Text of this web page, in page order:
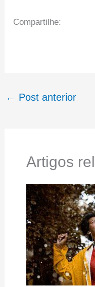
Compartilhe:
← Post anterior
Artigos